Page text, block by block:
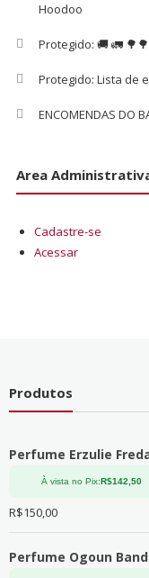
Hoodoo
Protegido: 🚚 🚛
Protegido: Lista de
ENCOMENDAS DO
Area
Cadastre-se
Acessar
Produtos
Perfume Erzulie
À vista no Pix: R$142,50
R$150,00
Perfume Ogoun